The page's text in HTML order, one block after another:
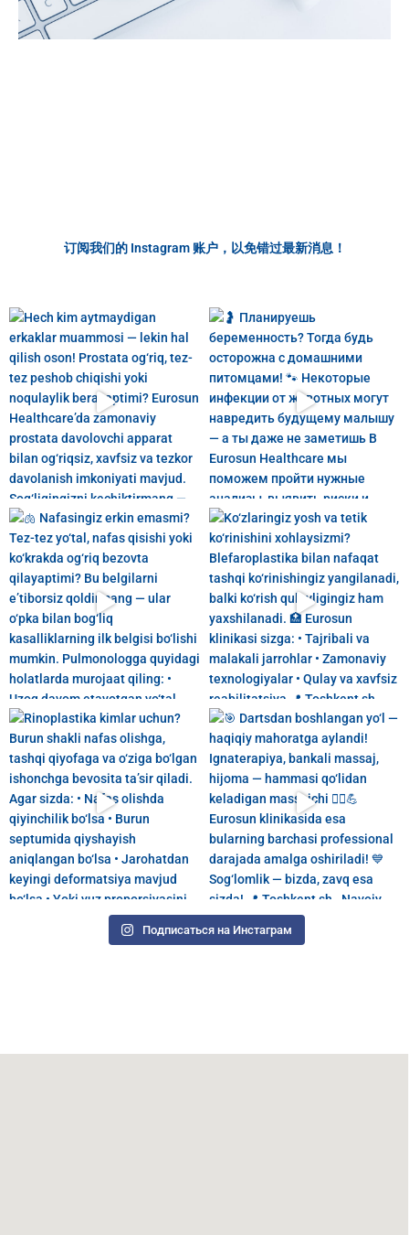
订阅我们的 Instagram 账户，以免错过最新消息！
Подписаться на Инстаграм